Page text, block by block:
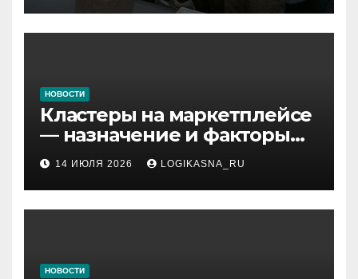
НОВОСТИ
Кластеры на маркетплейсе
— назначение и факторы
ранжирования складов
14 ИЮЛЯ 2026 LOGIKASNA_RU
НОВОСТИ